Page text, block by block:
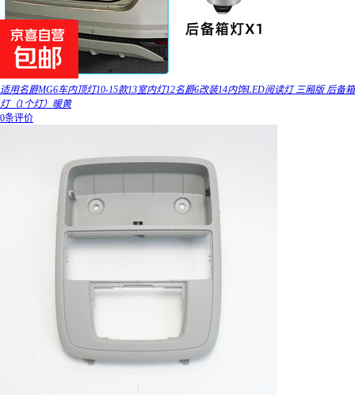
适用名爵MG6车内顶灯10-15款13室内灯12名爵6改装14内饰LED阅读灯 三厢版 后备箱
灯（1个灯）暖黄
0条评价